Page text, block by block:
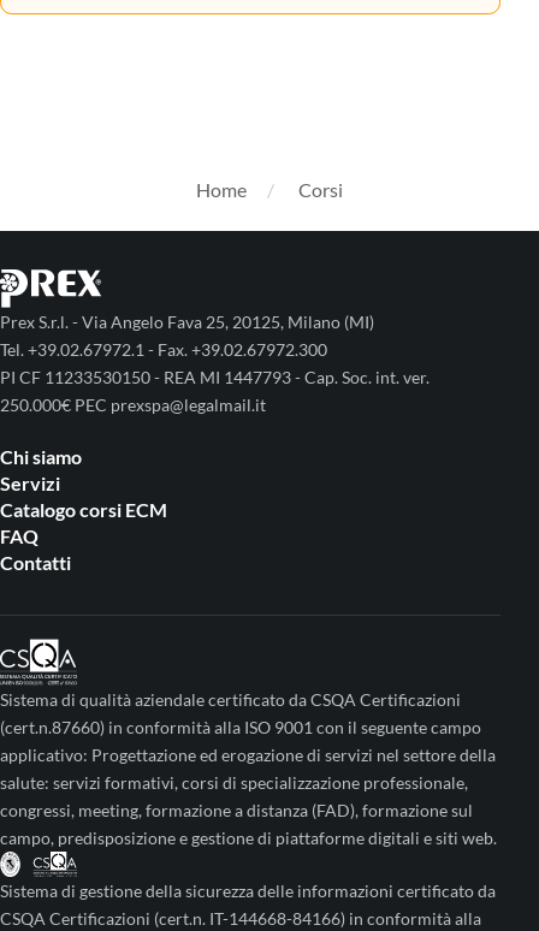
Home Corsi
Prex S.r.l. - Via Angelo Fava 25, 20125, Milano (MI)
Tel. +39.02.67972.1 - Fax. +39.02.67972.300
PI CF 11233530150 - REA MI 1447793 - Cap. Soc. int. ver.
250.000€ PEC prexspa@legalmail.it
Chi siamo
Servizi
Catalogo corsi ECM
FAQ
Contatti
Sistema di qualità aziendale certificato da CSQA Certificazioni
(cert.n.87660) in conformità alla ISO 9001 con il seguente campo
applicativo: Progettazione ed erogazione di servizi nel settore della
salute: servizi formativi, corsi di specializzazione professionale,
congressi, meeting, formazione a distanza (FAD), formazione sul
campo, predisposizione e gestione di piattaforme digitali e siti web.
Sistema di gestione della sicurezza delle informazioni certificato da
CSQA Certificazioni (cert.n. IT-144668-84166) in conformità alla